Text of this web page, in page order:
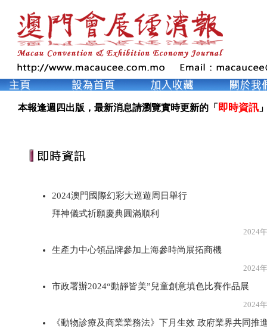
本報逢週四出版，最新消息請瀏覽實時更新的「 即時資訊
2024澳門國際幻彩大巡遊周日舉行
拜神儀式祈願慶典圓滿順利
2024年3月22
生產力中心領品牌參加上海參時尚展拓商機
2024年3月22
市政署辦2024“動靜皆美”兒童創意填色比賽作品展
2024年3月22
《動物診療及商業業務法》下月生效 政府業界共同推